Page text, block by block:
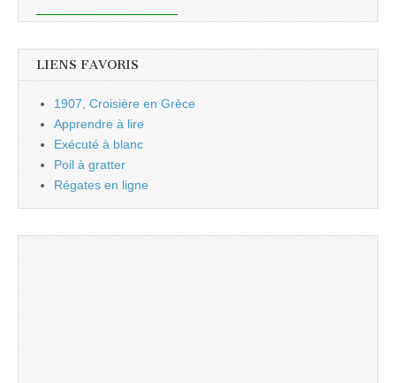
LIENS FAVORIS
1907, Croisière en Grèce
Apprendre à lire
Exécuté à blanc
Poil à gratter
Régates en ligne